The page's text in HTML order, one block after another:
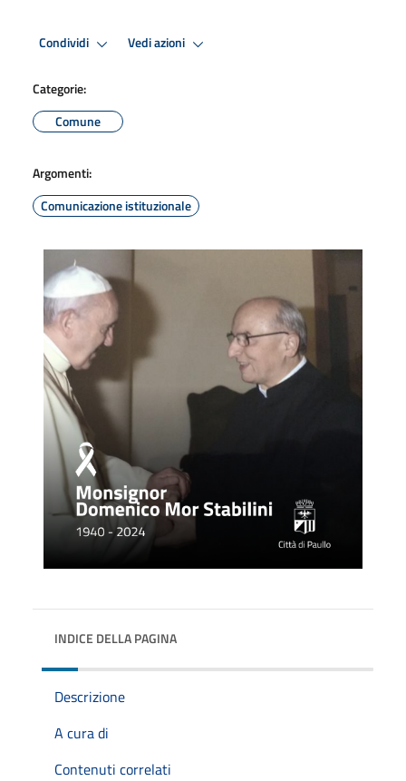
Condividi Vedi azioni
Categorie:
Comune
Argomenti:
Comunicazione istituzionale
INDICE DELLA PAGINA
Descrizione
A cura di
Contenuti correlati